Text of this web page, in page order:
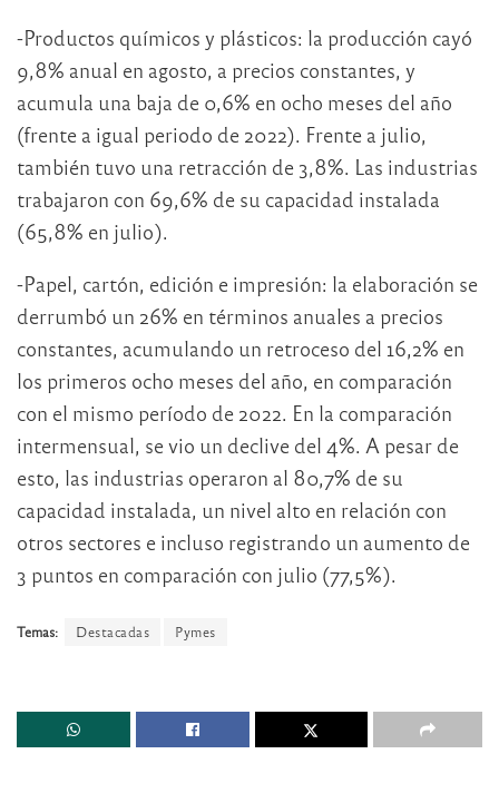
-Productos químicos y plásticos: la producción cayó
9,8% anual en agosto, a precios constantes, y
acumula una baja de 0,6% en ocho meses del año
(frente a igual periodo de 2022). Frente a julio,
también tuvo una retracción de 3,8%. Las industrias
trabajaron con 69,6% de su capacidad instalada
(65,8% en julio).
-Papel, cartón, edición e impresión: la elaboración se
derrumbó un 26% en términos anuales a precios
constantes, acumulando un retroceso del 16,2% en
los primeros ocho meses del año, en comparación
con el mismo período de 2022. En la comparación
intermensual, se vio un declive del 4%. A pesar de
esto, las industrias operaron al 80,7% de su
capacidad instalada, un nivel alto en relación con
otros sectores e incluso registrando un aumento de
3 puntos en comparación con julio (77,5%).
Temas: Destacadas Pymes